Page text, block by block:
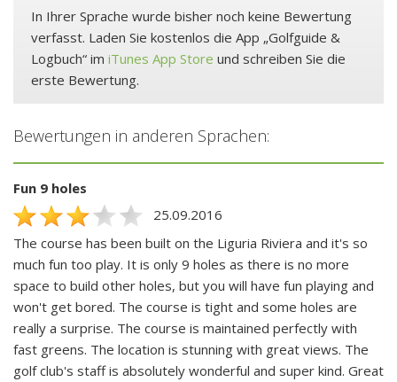
In Ihrer Sprache wurde bisher noch keine Bewertung
verfasst. Laden Sie kostenlos die App „Golfguide &
Logbuch“ im iTunes App Store und schreiben Sie die
erste Bewertung.
Bewertungen in anderen Sprachen:
Fun 9 holes
25.09.2016
The course has been built on the Liguria Riviera and it's so
much fun too play. It is only 9 holes as there is no more
space to build other holes, but you will have fun playing and
won't get bored. The course is tight and some holes are
really a surprise. The course is maintained perfectly with
fast greens. The location is stunning with great views. The
golf club's staff is absolutely wonderful and super kind. Great